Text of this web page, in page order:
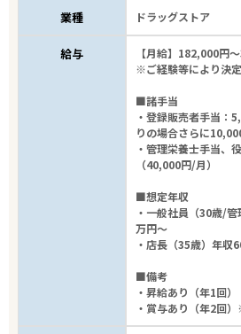
業種 ドラッグストア
給与
【月給】182,000円
※ご経験等により決
■諸手当
・登録販売者手当：
りの場合さらに
・管理栄養士手当、
（40,000円/月）
■想定年収
・一般社員（30歳/
万円～
・店長（35歳）年収
■備考
・昇給あり（年1回）
・賞与あり（年2回